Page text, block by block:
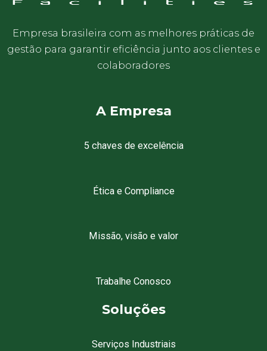
Empresa brasileira com as melhores práticas de
gestão para garantir eficiência junto aos clientes e
colaboradores
A Empresa
5 chaves de excelência
Ética e Compliance
Missão, visão e valor
Trabalhe Conosco
Soluções
Serviços Industriais